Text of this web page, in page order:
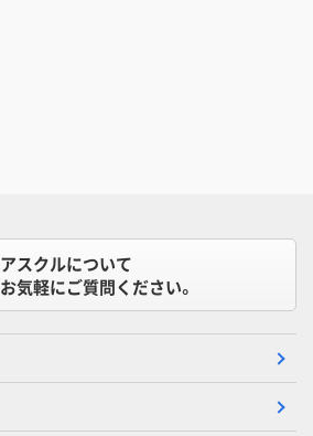
アスクルについて
お気軽にご質問ください。